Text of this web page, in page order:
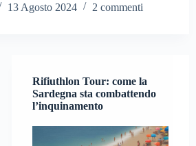
13 Agosto 2024 2 commenti
Rifiuthlon Tour: come la
Sardegna sta combattendo
l’inquinamento